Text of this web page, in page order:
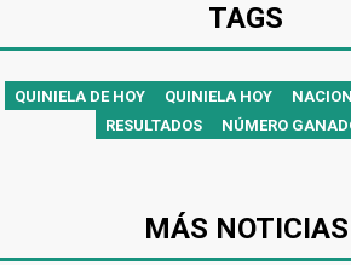
TAGS
QUINIELA DE HOY QUINIELA HOY
RESULTADOS
NÚMERO
MÁS NOTICIAS